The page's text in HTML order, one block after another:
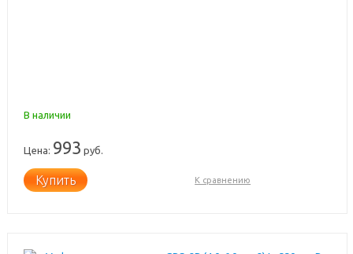
В наличии
Цена: 993 руб.
Купить К сравнению